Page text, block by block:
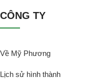
CÔNG TY
Về Mỹ Phương
Lịch sử hình thành